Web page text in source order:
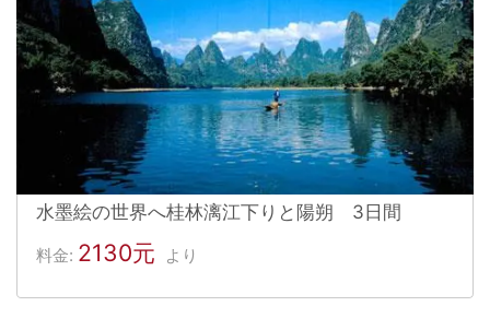
水墨絵の世界へ桂林漓江下りと陽朔 3日間
料金: 2130元 より